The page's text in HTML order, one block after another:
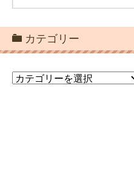
カテゴリー
カ